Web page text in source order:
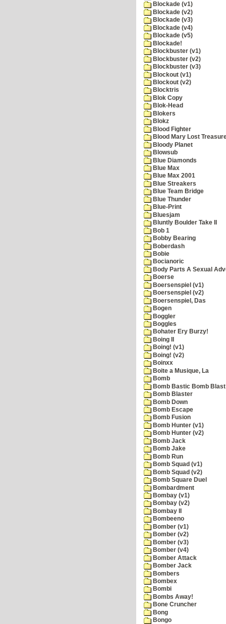
Blockade (v1)
Blockade (v2)
Blockade (v3)
Blockade (v4)
Blockade (v5)
Blockade!
Blockbuster (v1)
Blockbuster (v2)
Blockbuster (v3)
Blockout (v1)
Blockout (v2)
Blocktris
Blok Copy
Blok-Head
Blokers
Blokz
Blood Fighter
Blood Mary Lost
Bloody Planet
Blowsub
Blue Diamonds
Blue Max
Blue Max 2001
Blue Streakers
Blue Team Bridge
Blue Thunder
Blue-Print
Bluesjam
Bluntly Boulder Take II
Bob 1
Bobby Bearing
Boberdash
Bobie
Bocianoric
Body Parts A Sexual
Boerse
Boersenspiel (v1)
Boersenspiel (v2)
Boersenspiel, Das
Bogen
Boggler
Boggles
Bohater Ery Burzy!
Boing II
Boing! (v1)
Boing! (v2)
Boinxx
Boite a Musique, La
Bomb
Bomb Bastic Bomb
Bomb Blaster
Bomb Down
Bomb Escape
Bomb Fusion
Bomb Hunter (v1)
Bomb Hunter (v2)
Bomb Jack
Bomb Jake
Bomb Run
Bomb Squad (v1)
Bomb Squad (v2)
Bomb Square Duel
Bombardment
Bombay (v1)
Bombay (v2)
Bombay II
Bombeeno
Bomber (v1)
Bomber (v2)
Bomber (v3)
Bomber (v4)
Bomber Attack
Bomber Jack
Bombers
Bombex
Bombi
Bombs Away!
Bone Cruncher
Bong
Bongo